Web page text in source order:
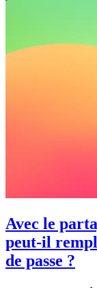
Avec le
peut-il
de passe ?